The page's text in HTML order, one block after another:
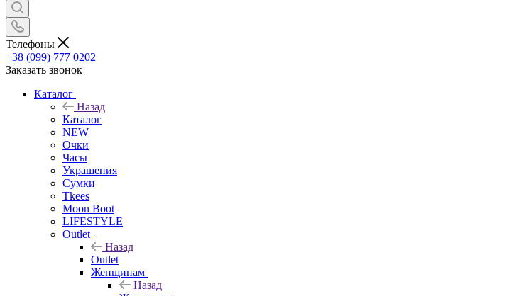
Телефоны
+38 (099) 777 0202
Заказать звонок
Каталог
Назад
Каталог
NEW
Очки
Часы
Украшения
Сумки
Tkees
Moon Boot
LIFESTYLE
Outlet
Назад
Outlet
Женщинам
Назад